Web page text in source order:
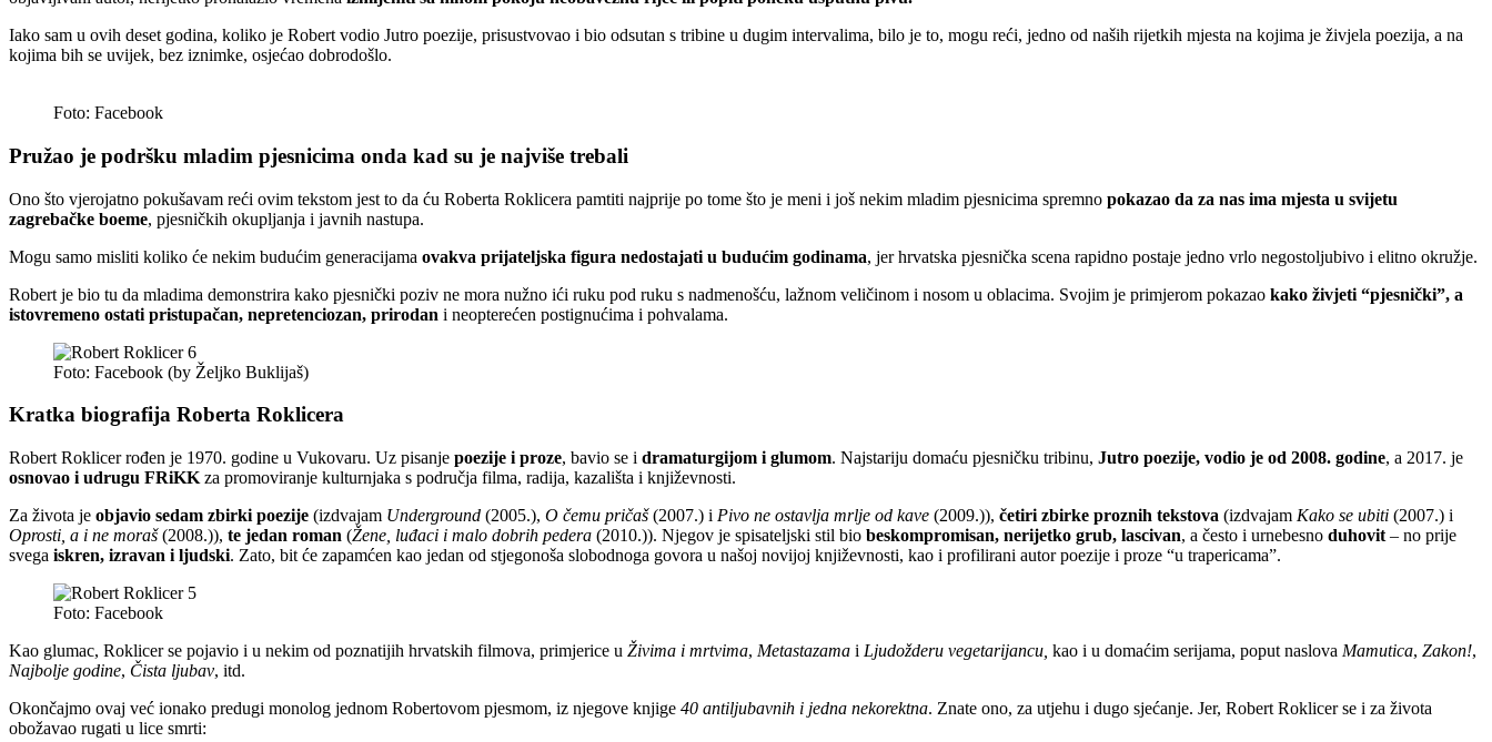
Iako sam u ovih deset godina, koliko je Robert vodio Jutro poezije, prisustvovao i bio odsutan s tribine u dugim intervalima, bilo je to, mogu reći, jedno od naših rijetkih mjesta na kojima je živjela poezija, a na
kojima bih se uvijek, bez iznimke, osjećao dobrodošlo.
Foto: Facebook
Pružao je podršku mladim pjesnicima onda kad su je najviše trebali
Ono što vjerojatno pokušavam reći ovim tekstom jest to da ću Roberta Roklicera pamtiti najprije po tome što je meni i još nekim mladim pjesnicima spremno pokazao da za nas ima mjesta u svijetu
zagrebačke boeme, pjesničkih okupljanja i javnih nastupa.
Mogu samo misliti koliko će nekim budućim generacijama ovakva prijateljska figura nedostajati u budućim godinama, jer hrvatska pjesnička scena rapidno postaje jedno vrlo negostoljubivo i elitno okružje.
Robert je bio tu da mladima demonstrira kako pjesnički poziv ne mora nužno ići ruku pod ruku s nadmenošću, lažnom veličinom i nosom u oblacima. Svojim je primjerom pokazao kako živjeti “pjesnički”, a
istovremeno ostati pristupačan, nepretenciozan, prirodan i neopterećen postignućima i pohvalama.
Foto: Facebook (by Željko Buklijaš)
Kratka biografija Roberta Roklicera
Robert Roklicer rođen je 1970. godine u Vukovaru. Uz pisanje poezije i proze, bavio se i dramaturgijom i glumom. Najstariju domaću pjesničku tribinu, Jutro poezije, vodio je od 2008. godine, a 2017. je
osnovao i udrugu FRiKK za promoviranje kulturnjaka s područja filma, radija, kazališta i književnosti.
Za života je objavio sedam zbirki poezije (izdvajam Underground (2005.), O čemu pričaš(2007.) i Pivo ne ostavlja mrlje od kave (2009.)), četiri zbirke proznih tekstova (izdvajam Kako se ubiti (2007.) i
Oprosti, a i ne moraš(2008.)), te jedan roman (Žene, luđaci i malo dobrih pedera (2010.)). Njegov je spisateljski stil bio beskompromisan, nerijetko grub, lascivan, a često i urnebesno duhovit – no prije
svega iskren, izravan i ljudski. Zato, bit će zapamćen kao jedan od stjegonoša slobodnoga govora u našoj novijoj književnosti, kao i profilirani autor poezije i proze “u trapericama”.
Foto: Facebook
Kao glumac, Roklicer se pojavio i u nekim od poznatijih hrvatskih filmova, primjerice u Živima i mrtvima, Metastazama i Ljudožderu vegetarijancu, kao i u domaćim serijama, poput naslova Mamutica, Zakon!,
Najbolje godine, Čista ljubav, itd.
Okončajmo ovaj već ionako predugi monolog jednom Robertovom pjesmom, iz njegove knjige 40 antiljubavnih i jedna nekorektna. Znate ono, za utjehu i dugo sjećanje. Jer, Robert Roklicer se i za života
obožavao rugati u lice smrti: